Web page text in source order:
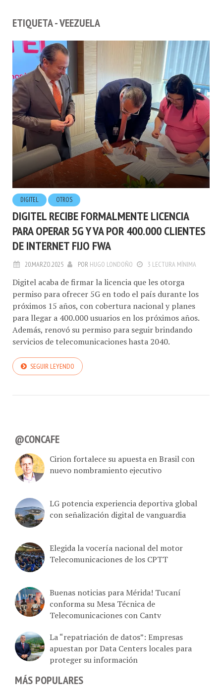
ETIQUETA - VEEZUELA
DIGITEL OTROS
DIGITEL RECIBE FORMALMENTE LICENCIA
PARA OPERAR 5G Y VA POR 400.000 CLIENTES
DE INTERNET FIJO FWA
20.MARZO.2025 POR HUGO LONDOÑO 3 LECTURA MÍNIMA
Digitel acaba de firmar la licencia que les otorga
permiso para ofrecer 5G en todo el país durante los
próximos 15 años, con cobertura nacional y planes
para llegar a 400.000 usuarios en los próximos años.
Además, renovó su permiso para seguir brindando
servicios de telecomunicaciones hasta 2040.
SEGUIR LEYENDO
@CONCAFE
Cirion fortalece su apuesta en Brasil con
nuevo nombramiento ejecutivo
LG potencia experiencia deportiva global
con señalización digital de vanguardia
Elegida la vocería nacional del motor
Telecomunicaciones de los CPTT
Buenas noticias para Mérida! Tucaní
conforma su Mesa Técnica de
Telecomunicaciones con Cantv
La “repatriación de datos”: Empresas
apuestan por Data Centers locales para
proteger su información
MÁS POPULARES